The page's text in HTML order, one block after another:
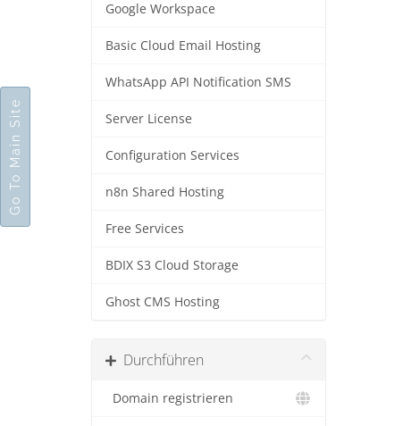
Google Workspace
Basic Cloud Email Hosting
WhatsApp API Notification SMS
Server License
Configuration Services
n8n Shared Hosting
Free Services
BDIX S3 Cloud Storage
Ghost CMS Hosting
Durchführen
Domain registrieren
Go To Main Site